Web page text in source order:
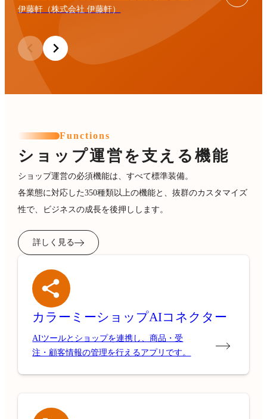
伊藤軒（株式会社 伊藤軒）
Functions
ショップ運営を支える機能
ショップ運営の必須機能は、すべて標準装備。
各業態に対応した350種類以上の機能と、抜群のカスタマイズ
性で、ビジネスの成長を後押しします。
詳しく見る
カラーミーショップAIコネクター
AIツールとショップを連携し、商品・受
注・顧客情報の管理を行えるアプリです。